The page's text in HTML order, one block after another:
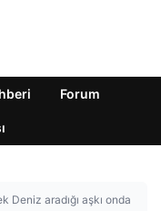
Forum
Deniz aradığı aşkı onda